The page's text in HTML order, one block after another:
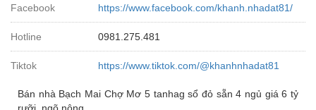
Facebook https://www.facebook.com/khanh.nhadat81/
Hotline 0981.275.481
Tiktok https://www.tiktok.com/@khanhnhadat81
Bán nhà Bạch Mai Chợ Mơ 5 tanhag sổ đỏ sẵn 4 ngủ giá 6 tỷ